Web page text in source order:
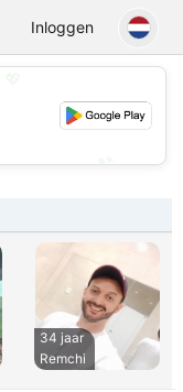
Inloggen
34 jaar
Remchi